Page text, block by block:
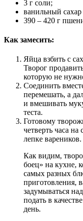
3 г соли;
ванильный
390 – 420 г
Как замесить:
Яйца взбить с
Творог
которую не
Соединить
перемешать, а
и вмешивать
теста.
Готовому
четверть часа
лепке вареников.
Как видим,
боец» на кухне,
самых разных
приготовления,
задумываться
подать в
день.